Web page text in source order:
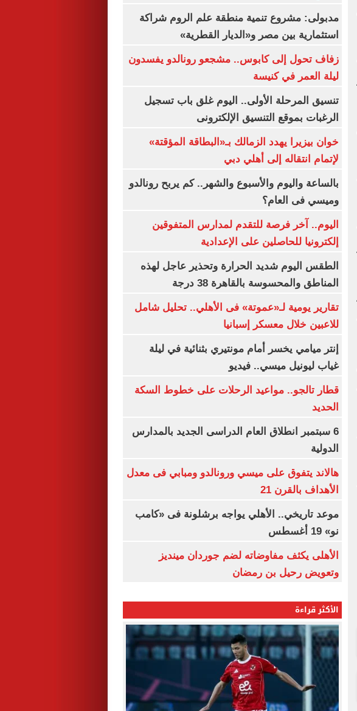
مدبولى: مشروع تنمية منطقة علم الروم شراكة
استثمارية بين مصر و«الديار القطرية»
زفاف تحول إلى كابوس.. مشجعو رونالدو يفسدون
ليلة العمر في كنيسة
تنسيق المرحلة الأولى.. اليوم غلق باب تسجيل
الرغبات بموقع التنسيق الإلكترونى
خوان بيزيرا يهدد الزمالك بـ«البطاقة المؤقتة»
لإتمام انتقاله إلى أهلي دبي
بالساعة واليوم والأسبوع والشهر.. كم يربح رونالدو
وميسي فى العام؟
اليوم.. آخر فرصة للتقدم لمدارس المتفوقين
إلكترونيا للحاصلين على الإعدادية
الطقس اليوم شديد الحرارة وتحذير عاجل لهذه
المناطق والمحسوسة بالقاهرة 38 درجة
تقارير يومية لـ«عموتة» فى الأهلي.. تحليل شامل
للاعبين خلال معسكر إسبانيا
إنتر ميامي يخسر أمام مونتيري بثنائية في ليلة
غياب ليونيل ميسي.. فيديو
قطار تالجو.. مواعيد الرحلات على خطوط السكة
الحديد
6 سبتمبر انطلاق العام الدراسى الجديد بالمدارس
الدولية
هالاند يتفوق على ميسي ورونالدو ومبابي فى معدل
الأهداف بالقرن 21
موعد تاريخي.. الأهلي يواجه برشلونة فى «كامب
نو» 19 أغسطس
الأهلى يكثف مفاوضاته لضم جوردان مينديز
وتعويض رحيل بن رمضان
الأكثر قراءة